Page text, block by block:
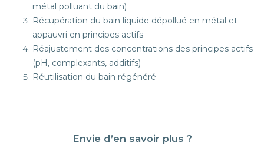
métal polluant du bain)
Récupération du bain liquide dépollué en métal et
appauvri en principes actifs
Réajustement des concentrations des principes actifs
(pH, complexants, additifs)
Réutilisation du bain régénéré
Envie d’en savoir plus ?